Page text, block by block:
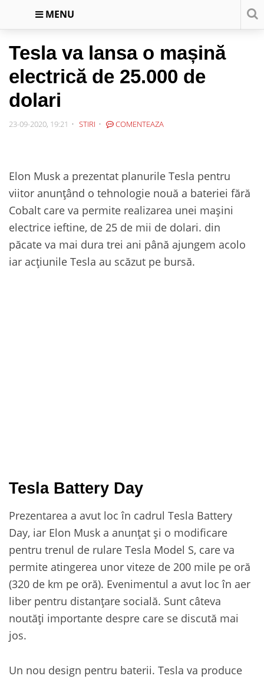
MENU
Tesla va lansa o mașină
electrică de 25.000 de
dolari
23-09-2020, 19:21 STIRI COMENTEAZA
Elon Musk a prezentat planurile Tesla pentru
viitor anunțând o tehnologie nouă a bateriei fără
Cobalt care va permite realizarea unei mașini
electrice ieftine, de 25 de mii de dolari. din
păcate va mai dura trei ani până ajungem acolo
iar acțiunile Tesla au scăzut pe bursă.
Tesla Battery Day
Prezentarea a avut loc în cadrul Tesla Battery
Day, iar Elon Musk a anunțat și o modificare
pentru trenul de rulare Tesla Model S, care va
permite atingerea unor viteze de 200 mile pe oră
(320 de km pe oră). Evenimentul a avut loc în aer
liber pentru distanțare socială. Sunt câteva
noutăți importante despre care se discută mai
jos.
Un nou design pentru baterii. Tesla va produce